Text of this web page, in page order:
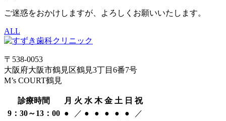
ご迷惑をおかけしますが、よろしくお願いいたします。
ALL
〒538-0053
大阪府大阪市鶴見区鶴見3丁目6番7号
M’s COURT鶴見
診療時間 月 火 水 木 金 土 日 祝
9：30～13：00 ● ／ ● ● ● ● ●
／